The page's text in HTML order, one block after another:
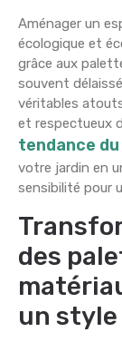
Aménager un
écologique et
grâce aux
souvent
véritables
et respectueux
tendance
votre jardin en
sensibilité pour
des
un